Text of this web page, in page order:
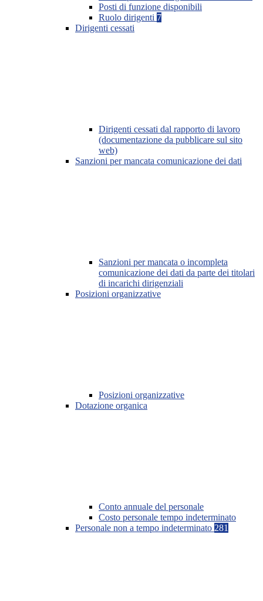
Posti di funzione disponibili
Ruolo dirigenti 7
Dirigenti cessati
Dirigenti cessati dal rapporto di lavoro
(documentazione da pubblicare sul sito
web)
Sanzioni per mancata comunicazione dei dati
Sanzioni per mancata o incompleta
comunicazione dei dati da parte dei titolari
di incarichi dirigenziali
Posizioni organizzative
Posizioni organizzative
Dotazione organica
Conto annuale del personale
Costo personale tempo indeterminato
Personale non a tempo indeterminato 281